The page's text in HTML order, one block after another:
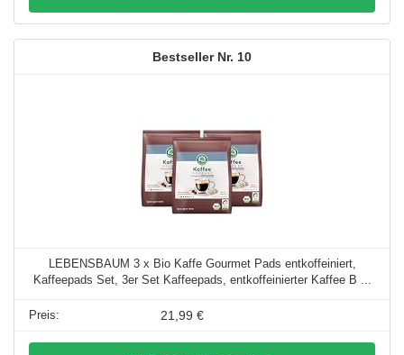
10
LEBENSBAUM 3 x Bio Kaffe Gourmet Pads entkoffeiniert,
Kaffeepads Set, 3er Set Kaffeepads, entkoffeinierter Kaffee B ...
21,99 €